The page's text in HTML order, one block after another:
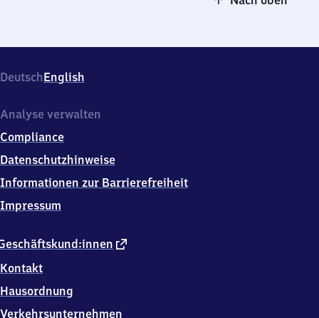
DeutschEnglish
externer
Kontakt
Hausordnung
Verkehrsunternehmen
Analyse verwalten
Compliance
Datenschutzhinweise
Informationen zur Barrierefreiheit
Impressum